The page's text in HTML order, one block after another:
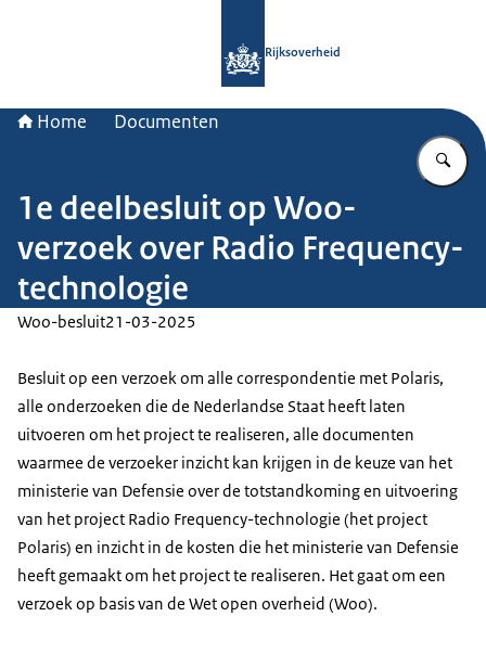
Rijksoverheid
Home Documenten
1e deelbesluit op Woo-
verzoek over Radio Frequency-
technologie
Woo-besluit21-03-2025
Besluit op een verzoek om alle correspondentie met Polaris,
alle onderzoeken die de Nederlandse Staat heeft laten
uitvoeren om het project te realiseren, alle documenten
waarmee de verzoeker inzicht kan krijgen in de keuze van het
ministerie van Defensie over de totstandkoming en uitvoering
van het project Radio Frequency-technologie (het project
Polaris) en inzicht in de kosten die het ministerie van Defensie
heeft gemaakt om het project te realiseren. Het gaat om een
verzoek op basis van de Wet open overheid (Woo).